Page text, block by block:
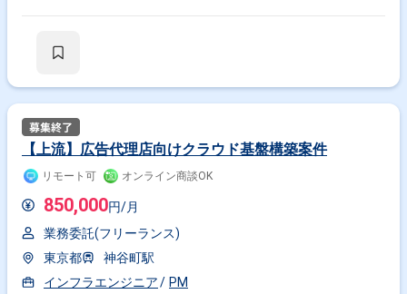
【上流】広告代理店向けクラウド基盤構築案件
リモート可 オンライン商談OK
850,000円/月
業務委託(フリーランス)
東京都
神谷町駅
インフラエンジニア
PM